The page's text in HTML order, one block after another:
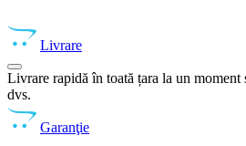
Livrare
Livrare rapidă în toată țara la un
dvs.
Garanţie